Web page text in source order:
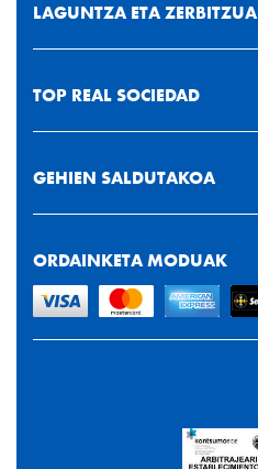
LAGUNTZA ETA ZERBITZUA
TOP REAL SOCIEDAD
GEHIEN SALDUTAKOA
ORDAINKETA MODUAK